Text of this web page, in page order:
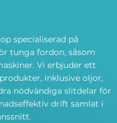
specialiserad på
tunga fordon, såsom
Vi erbjuder ett
inklusive oljor,
nödvändiga slitdelar för
drift samlat i